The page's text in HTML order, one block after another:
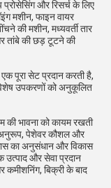
और रिसर्च के लिए
मशीन, फाइन वायर
की मशीन, मध्यवर्ती तार
तांबे की छड़ टूटने की
एक पूरा सेट प्रदान करती है,
उपकरणों को अनुकूलित
की भावना को कायम रखती
अनुरूप, पेशेवर कौशल और
का अनुसंधान और विकास
और सेवा प्रदान
कमीशनिंग, बिक्री के बाद